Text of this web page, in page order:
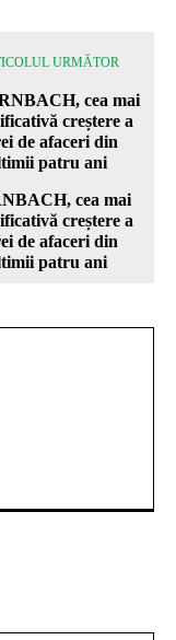
URMĂTOR
cea mai
creștere a
de afaceri din
patru ani